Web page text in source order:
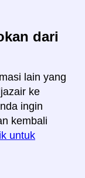
dari
lain yang
ke
ingin
kembali
untuk